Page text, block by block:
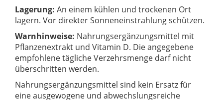
Lagerung: An einem kühlen und trockenen Ort
lagern. Vor direkter Sonneneinstrahlung schützen.
Warnhinweise: Nahrungsergänzungsmittel mit
Pflanzenextrakt und Vitamin D. Die angegebene
empfohlene tägliche Verzehrsmenge darf nicht
überschritten werden.
Nahrungsergänzungsmittel sind kein Ersatz für
eine ausgewogene und abwechslungsreiche